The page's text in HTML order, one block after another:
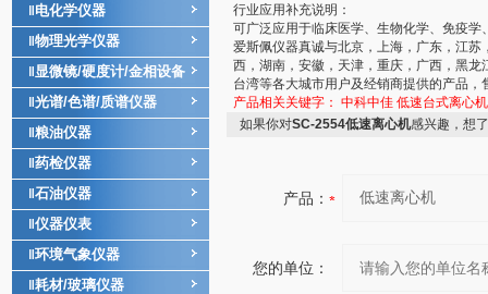
电化学仪器
物理光学仪器
显微镜/硬度计/金相设备
光谱/色谱/质谱仪器
粮油仪器
药检仪器
石油仪器
仪器仪表
环境气象仪器
耗材/玻璃仪器
行业应用补充说明：
可广泛应用于临床医学、生物化学、免疫
爱斯佩仪器真诚与北京，上海，广东，江
西，湖南，安徽，天津，重庆，广西，黑
台湾等各大城市用户及经销商提供的产品，
产品相关关键字： 中科中佳 低速台式离心机
如果你对SC-2554低速离心机感兴趣，想
产品：
您的单位：